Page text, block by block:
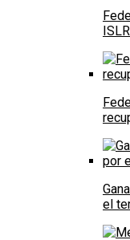
el